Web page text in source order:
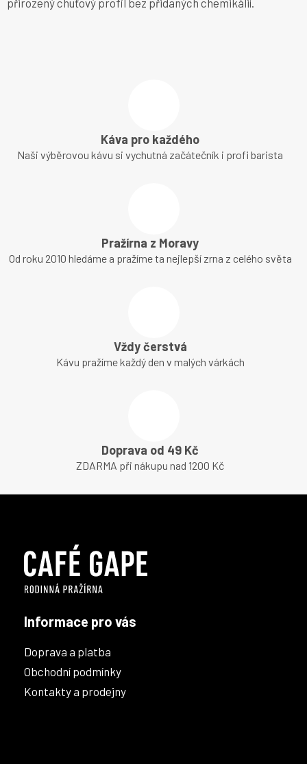
přirozený chuťový profil bez přidaných chemikálií.
Káva pro každého
Naši výběrovou kávu si vychutná začátečník i profi barista
Pražírna z Moravy
Od roku 2010 hledáme a pražíme ta nejlepší zrna z celého světa
Vždy čerstvá
Kávu pražíme každý den v malých várkách
Doprava od 49 Kč
ZDARMA při nákupu nad 1200 Kč
Informace pro vás
Doprava a platba
Obchodní podmínky
Kontakty a prodejny